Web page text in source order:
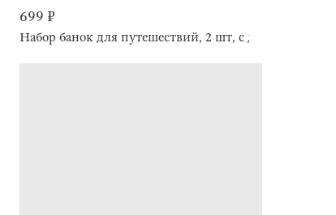
699 ₽
Набор банок для путешествий, 2 шт, с дозатором, Basic